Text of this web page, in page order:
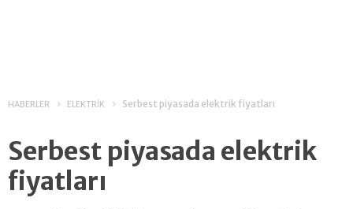
HABERLER ELEKTRİK Serbest piyasada elektrik fiyatları
Serbest piyasada elektrik
fiyatları